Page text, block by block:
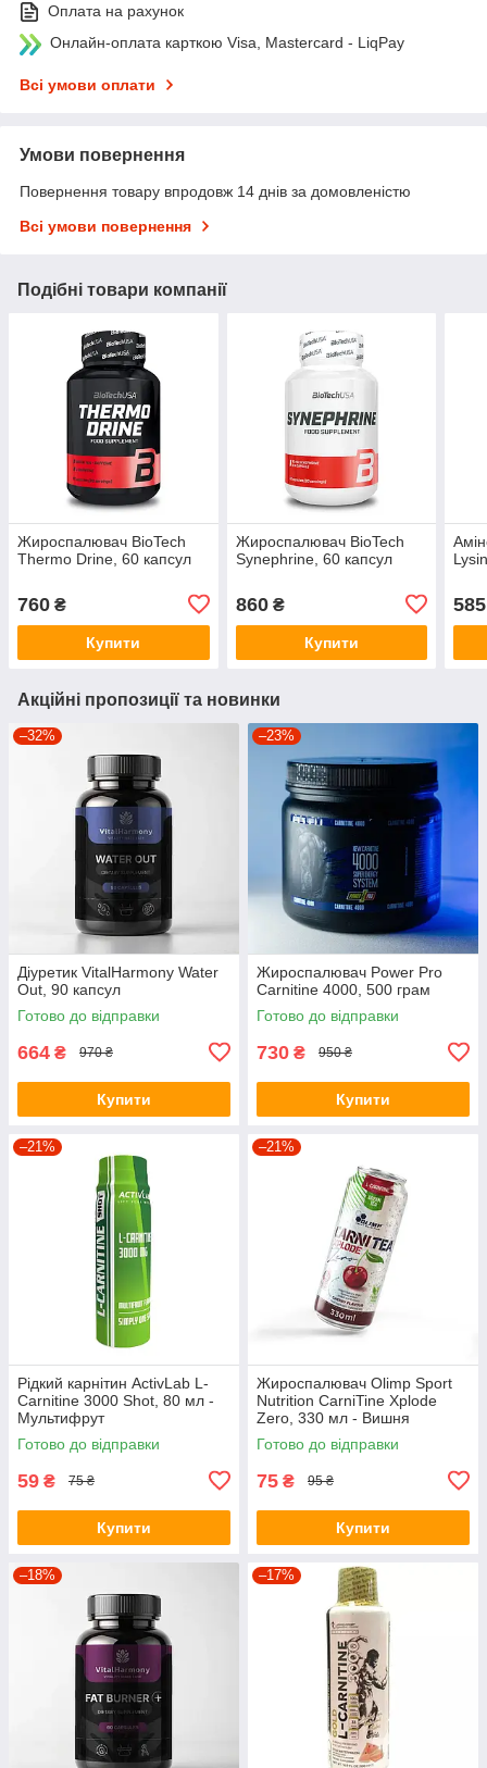
Оплата на рахунок
Онлайн-оплата карткою Visa, Mastercard - LiqPay
Всі умови оплати
Умови повернення
Повернення товару впродовж 14 днів за домовленістю
Всі умови повернення
Подібні товари компанії
Жироспалювач BioTech
Thermo Drine, 60 капсул
760 ₴
Купити
Жироспалювач BioTech
Synephrine, 60 капсул
860₴
Купити
585
Акційні пропозиції та новинки
–32%
Діуретик VitalHarmony Water
Out, 90 капсул
Готово до відправки
664 ₴ 970 ₴
Купити
–23%
Жироспалювач Power Pro
Carnitine 4000, 500 грам
Готово до відправки
730 ₴ 950 ₴
Купити
–21%
Рідкий карнітин ActivLab L-
Carnitine 3000 Shot, 80 мл -
Мультифрут
Готово до відправки
59 ₴ 75 ₴
Купити
–21%
Жироспалювач Olimp Sport
Nutrition CarniTine Xplode
Zero, 330 мл - Вишня
Готово до відправки
75 ₴ 95 ₴
Купити
–18% –17%